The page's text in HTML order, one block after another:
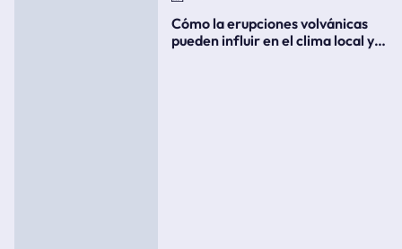
Cómo la erupciones volvánicas
pueden influir en el clima local y